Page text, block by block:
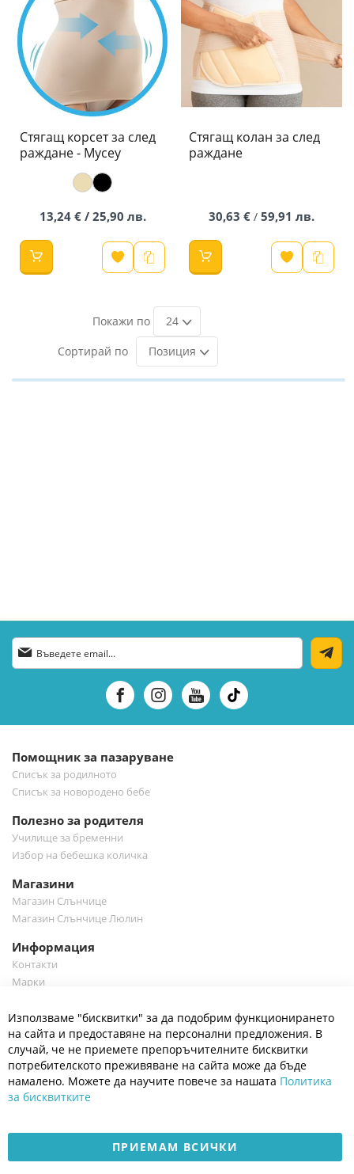
Стягащ корсет за след
раждане - Mycey
13,24 € / 25,90 лв.
Стягащ колан за след
раждане
30,63 € / 59,91 лв.
24
Позиция
Абонирай
се
бюлетин:
Помощник за пазаруване
Списък за родилното
Списък за новородено бебе
Полезно за родителя
Училище за бременни
Избор на бебешка количка
Магазини
Магазин Слънчице
Магазин Слънчице Люлин
Информация
Контакти
Марки
Полезно
Общи условия
Политика за поверителност
Платформа за OPC
Доставка и плащане
Използваме "бисквитки" за да подобрим функционирането
на сайта и предоставяне на персонални предложения. В
случай, че не приемете препоръчителните бисквитки
потребителското преживяване на сайта може да бъде
намалено. Можете да научите повече за нашата Политика
за бисквитките
ПРИЕМАМ ВСИЧКИ